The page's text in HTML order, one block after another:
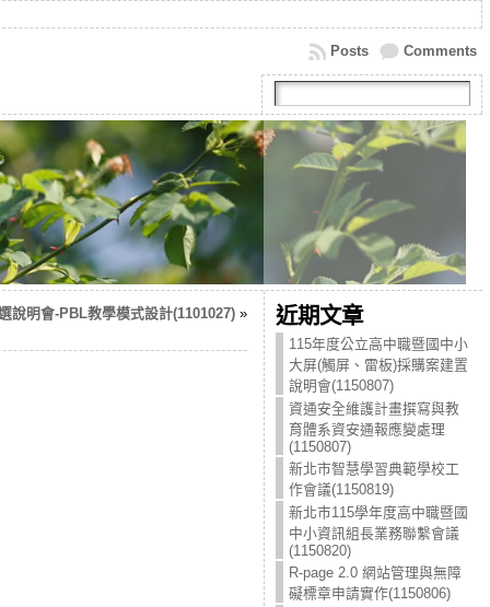
Comments
Posts
說明會-PBL教學模式設計(1101027)» 近期文章
115年度公立高中職暨國中小
大屏(觸屏、雷板)採購案建置
說明會(1150807)
資通安全維護計畫撰寫與教
育體系資安通報應變處理
(1150807)
新北市智慧學習典範學校工
作會議(1150819)
新北市115學年度高中職暨國
中小資訊組長業務聯繫會議
(1150820)
R-page 2.0 網站管理與無障
礙標章申請實作(1150806)